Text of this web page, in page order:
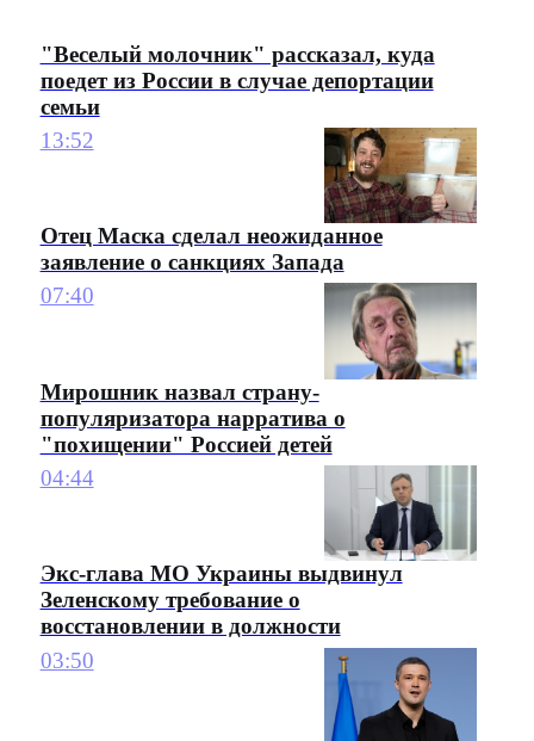
"Веселый молочник" рассказал, куда
поедет из России в случае депортации
семьи
13:52
Отец Маска сделал неожиданное
заявление о санкциях Запада
07:40
Мирошник назвал страну-
популяризатора нарратива о
"похищении" Россией детей
04:44
Экс-глава МО Украины выдвинул
Зеленскому требование о
восстановлении в должности
03:50